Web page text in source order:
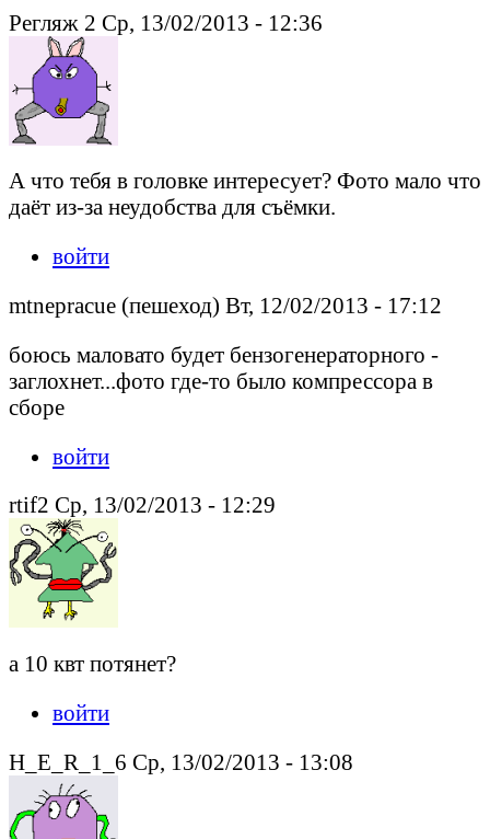
Регляж 2 Ср, 13/02/2013 - 12:36
А что тебя в головке интересует? Фото мало что
даёт из-за неудобства для съёмки.
войти
mtnepracue (пешеход) Вт, 12/02/2013 - 17:12
боюсь маловато будет бензогенераторного -
заглохнет...фото где-то было компрессора в
сборе
войти
rtif2 Ср, 13/02/2013 - 12:29
а 10 квт потянет?
войти
H_E_R_1_6 Ср, 13/02/2013 - 13:08